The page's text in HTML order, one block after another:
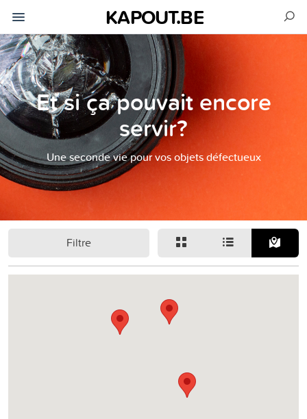
KAPOUT.BE
Et si ça pouvait encore
servir?
Une seconde vie pour vos objets défectueux
Filtre